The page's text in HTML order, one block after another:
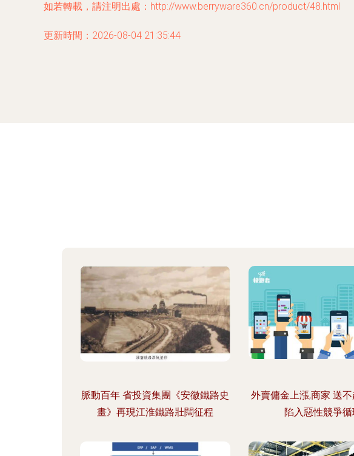
如若轉載，請注明出處：http://www.berryware360.cn/product/48.html
更新時間：2026-08-04 21:35:44
脈動百年 省投資集團《安徽鐵路史
畫》再現江淮鐵路壯闊征程
外賣傭金上漲,商家 送
陷入惡性競爭循